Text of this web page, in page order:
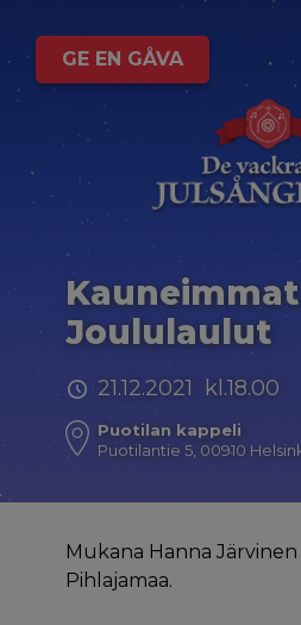
GE EN GÅVA
Kauneimmat
Joululaulut
21.12.2021 kl.18.00
Puotilan kappeli
Puotilantie 5, 00910
Mukana Hanna Järvinen
Pihlajamaa.